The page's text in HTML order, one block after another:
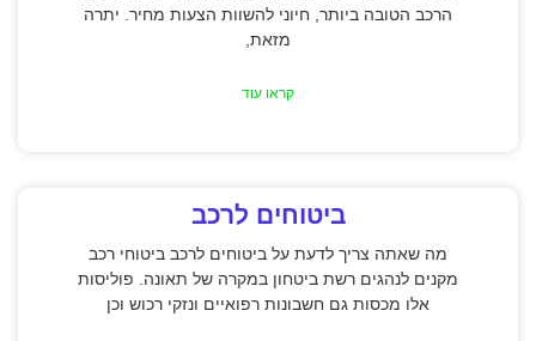
הרכב הטובה ביותר, חיוני להשוות הצעות מחיר. יתרה
מזאת,
קראו עוד
ביטוחים לרכב
מה שאתה צריך לדעת על ביטוחים לרכב ביטוחי רכב
מקנים לנהגים רשת ביטחון במקרה של תאונה. פוליסות
אלו מכסות גם חשבונות רפואיים ונזקי רכוש וכן